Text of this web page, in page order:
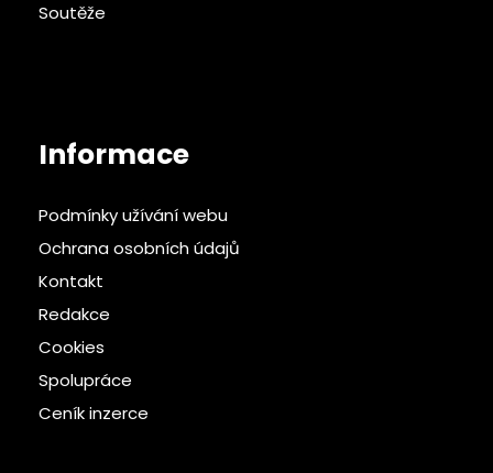
Soutěže
Informace
Podmínky užívání webu
Ochrana osobních údajů
Kontakt
Redakce
Cookies
Spolupráce
Ceník inzerce